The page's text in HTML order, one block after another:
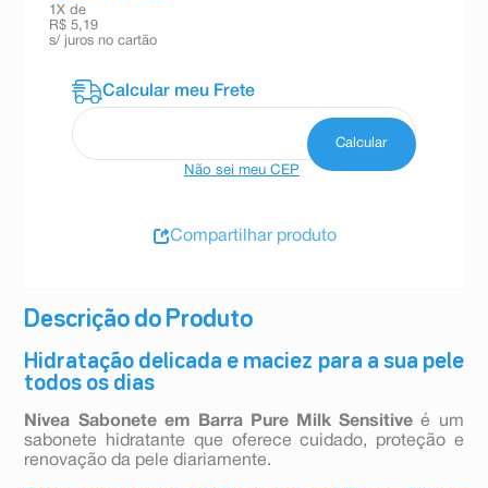
Descrição do Produto
Hidratação delicada e maciez para a sua pele
todos os dias
Nivea Sabonete em Barra Pure Milk Sensitive é um
sabonete hidratante que oferece cuidado, proteção e
renovação da pele diariamente.
1 X de
R$ 5,19
s/ juros no cartão
Não sei meu CEP
Compartilhar produto